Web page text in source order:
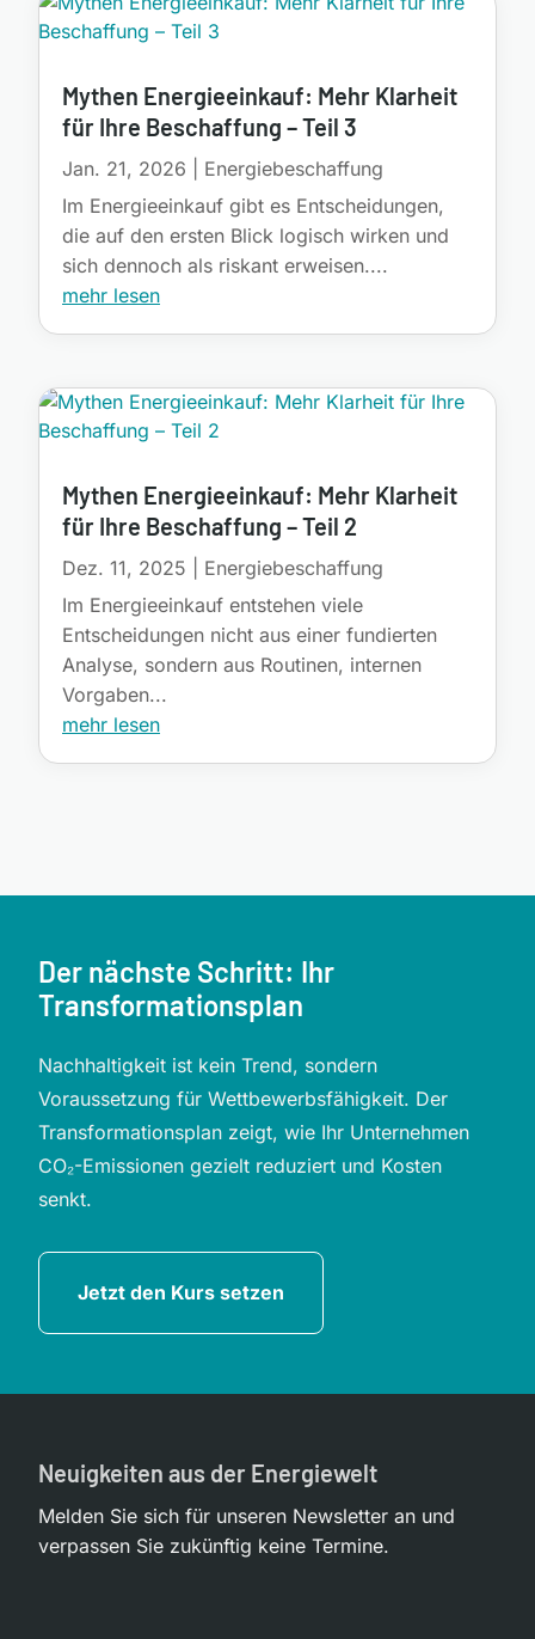
Mythen Energieeinkauf: Mehr Klarheit
für Ihre Beschaffung – Teil 3
Jan. 21, 2026
Energiebeschaffung
Im Energieeinkauf gibt es Entscheidungen,
die auf den ersten Blick logisch wirken und
sich dennoch als riskant erweisen....
mehr lesen
Mythen Energieeinkauf: Mehr Klarheit
für Ihre Beschaffung – Teil 2
Dez. 11, 2025
Energiebeschaffung
Im Energieeinkauf entstehen viele
Entscheidungen nicht aus einer fundierten
Analyse, sondern aus Routinen, internen
Vorgaben...
mehr lesen
Der nächste Schritt: Ihr
Transformationsplan
Nachhaltigkeit ist kein Trend, sondern
Voraussetzung für Wettbewerbsfähigkeit. Der
Transformationsplan zeigt, wie Ihr Unternehmen
CO₂-Emissionen gezielt reduziert und Kosten
senkt.
Jetzt den Kurs setzen
Neuigkeiten aus der Energiewelt
Melden Sie sich für unseren Newsletter an und
verpassen Sie zukünftig keine Termine.